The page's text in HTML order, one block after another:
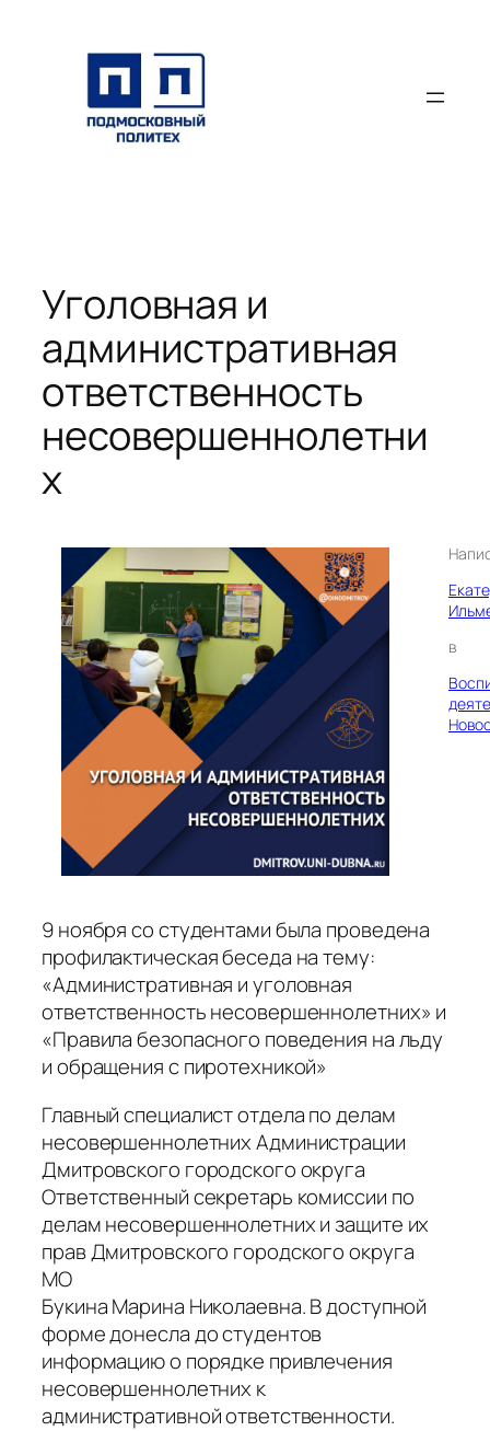
содержимому
Уголовная и
административная
ответственность
несовершеннолетни
х
в
9 ноября со студентами была проведена
профилактическая беседа на тему:
«Административная и уголовная
ответственность несовершеннолетних» и
«Правила безопасного поведения на льду
и обращения с пиротехникой»
Главный специалист отдела по делам
несовершеннолетних Администрации
Дмитровского городского округа
Ответственный секретарь комиссии по
делам несовершеннолетних и защите их
прав Дмитровского городского округа
МО
Букина Марина Николаевна. В доступной
форме донесла до студентов
информацию о порядке привлечения
несовершеннолетних к
административной ответственности.